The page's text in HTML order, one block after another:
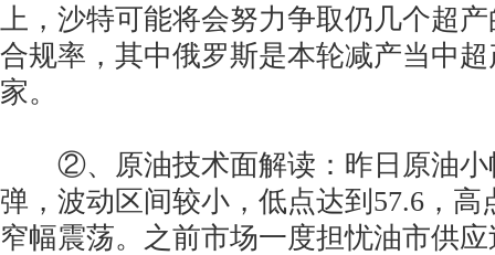
上，沙特可能将会努力争取仍几个超
合规率，其中俄罗斯是本轮减产当中
家。
②、原油技术面解读：昨日原油小
弹，波动区间较小，低点达到57.6，高
窄幅震荡。之前市场一度担忧油市供